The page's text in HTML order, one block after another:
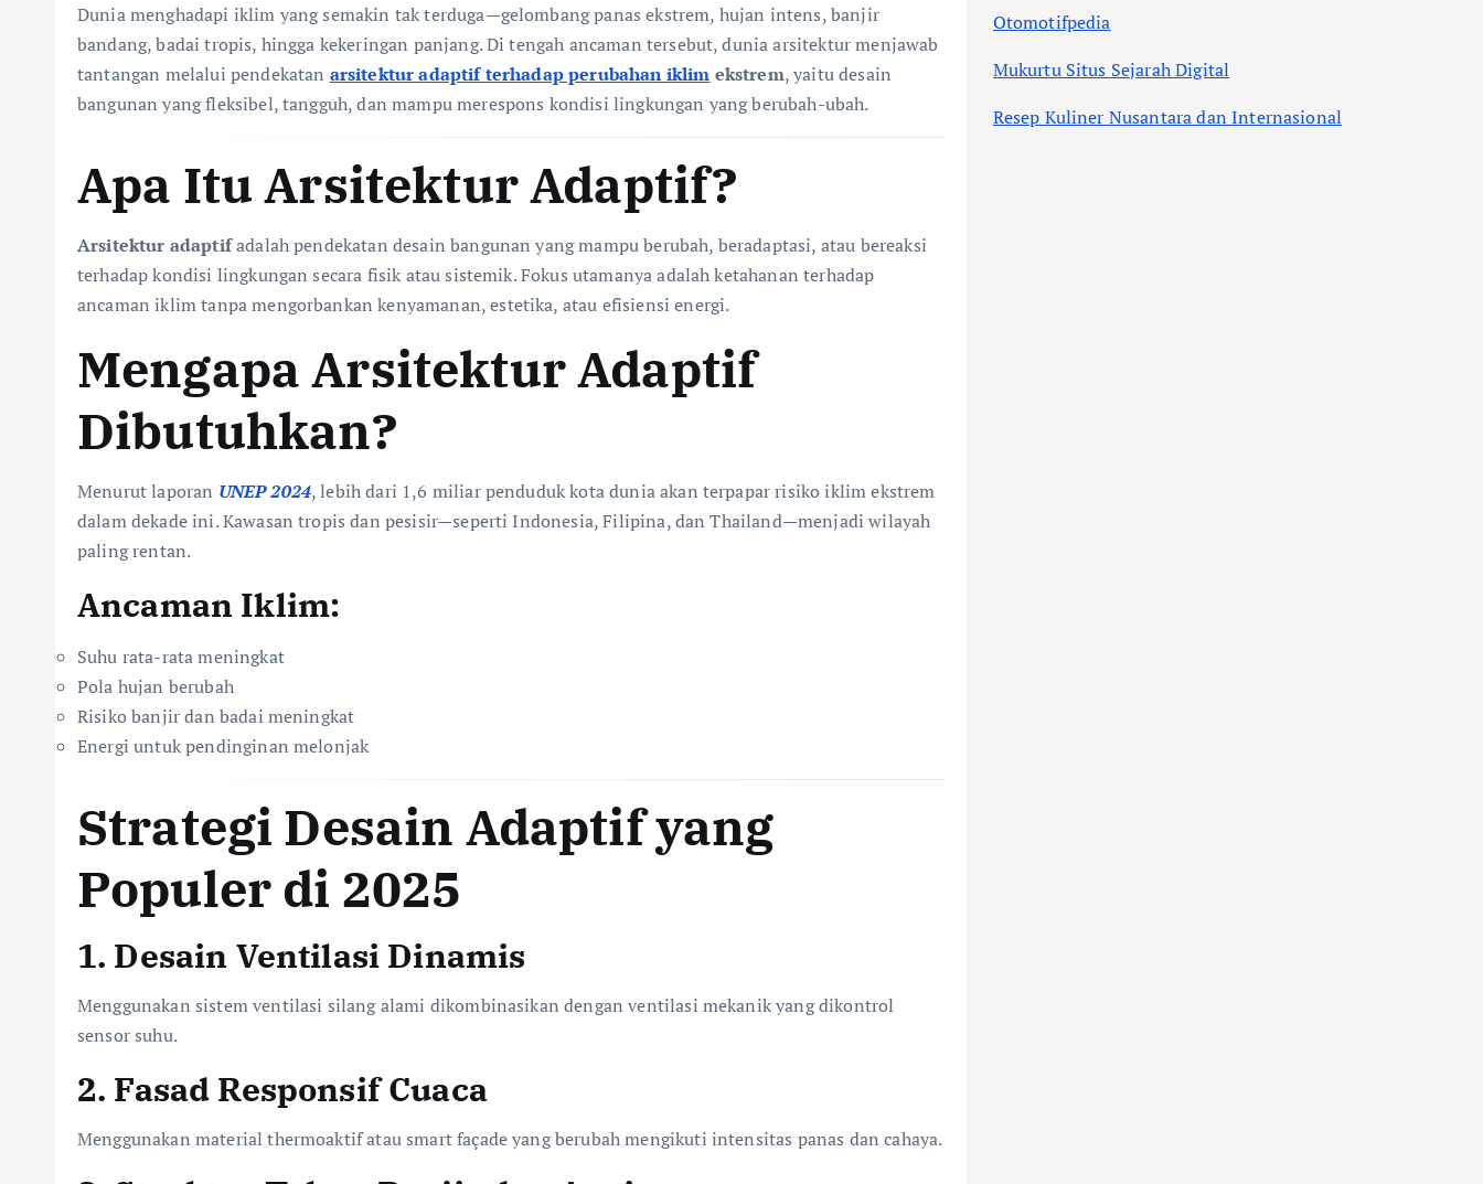
Dunia menghadapi iklim yang semakin tak terduga—gelombang panas ekstrem, hujan intens, banjir
bandang, badai tropis, hingga kekeringan panjang. Di tengah ancaman tersebut, dunia arsitektur menjawab
tantangan melalui pendekatan arsitektur adaptif terhadap perubahan iklim ekstrem, yaitu desain
bangunan yang fleksibel, tangguh, dan mampu merespons kondisi lingkungan yang berubah-ubah.
Apa Itu Arsitektur Adaptif?
Arsitektur adaptifadalah pendekatan desain bangunan yang mampu berubah, beradaptasi, atau bereaksi
terhadap kondisi lingkungan secara fisik atau sistemik. Fokus utamanya adalah ketahanan terhadap
ancaman iklim tanpa mengorbankan kenyamanan, estetika, atau efisiensi energi.
Mengapa Arsitektur Adaptif
Dibutuhkan?
Menurut laporan UNEP 2024, lebih dari 1,6 miliar penduduk kota dunia akan terpapar risiko iklim ekstrem
dalam dekade ini. Kawasan tropis dan pesisir—seperti Indonesia, Filipina, dan Thailand—menjadi wilayah
paling rentan.
Ancaman Iklim:
Suhu rata-rata meningkat
Pola hujan berubah
Risiko banjir dan badai meningkat
Energi untuk pendinginan melonjak
Strategi Desain Adaptif yang
Populer di 2025
1. Desain Ventilasi Dinamis
Menggunakan sistem ventilasi silang alami dikombinasikan dengan ventilasi mekanik yang dikontrol
sensor suhu.
2. Fasad Responsif Cuaca
Menggunakan material thermoaktif atau smart façade yang berubah mengikuti intensitas panas dan cahaya.
Otomotifpedia
Mukurtu Situs Sejarah Digital
Resep Kuliner Nusantara dan Internasional